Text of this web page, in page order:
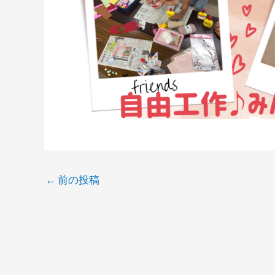
← 前の投稿